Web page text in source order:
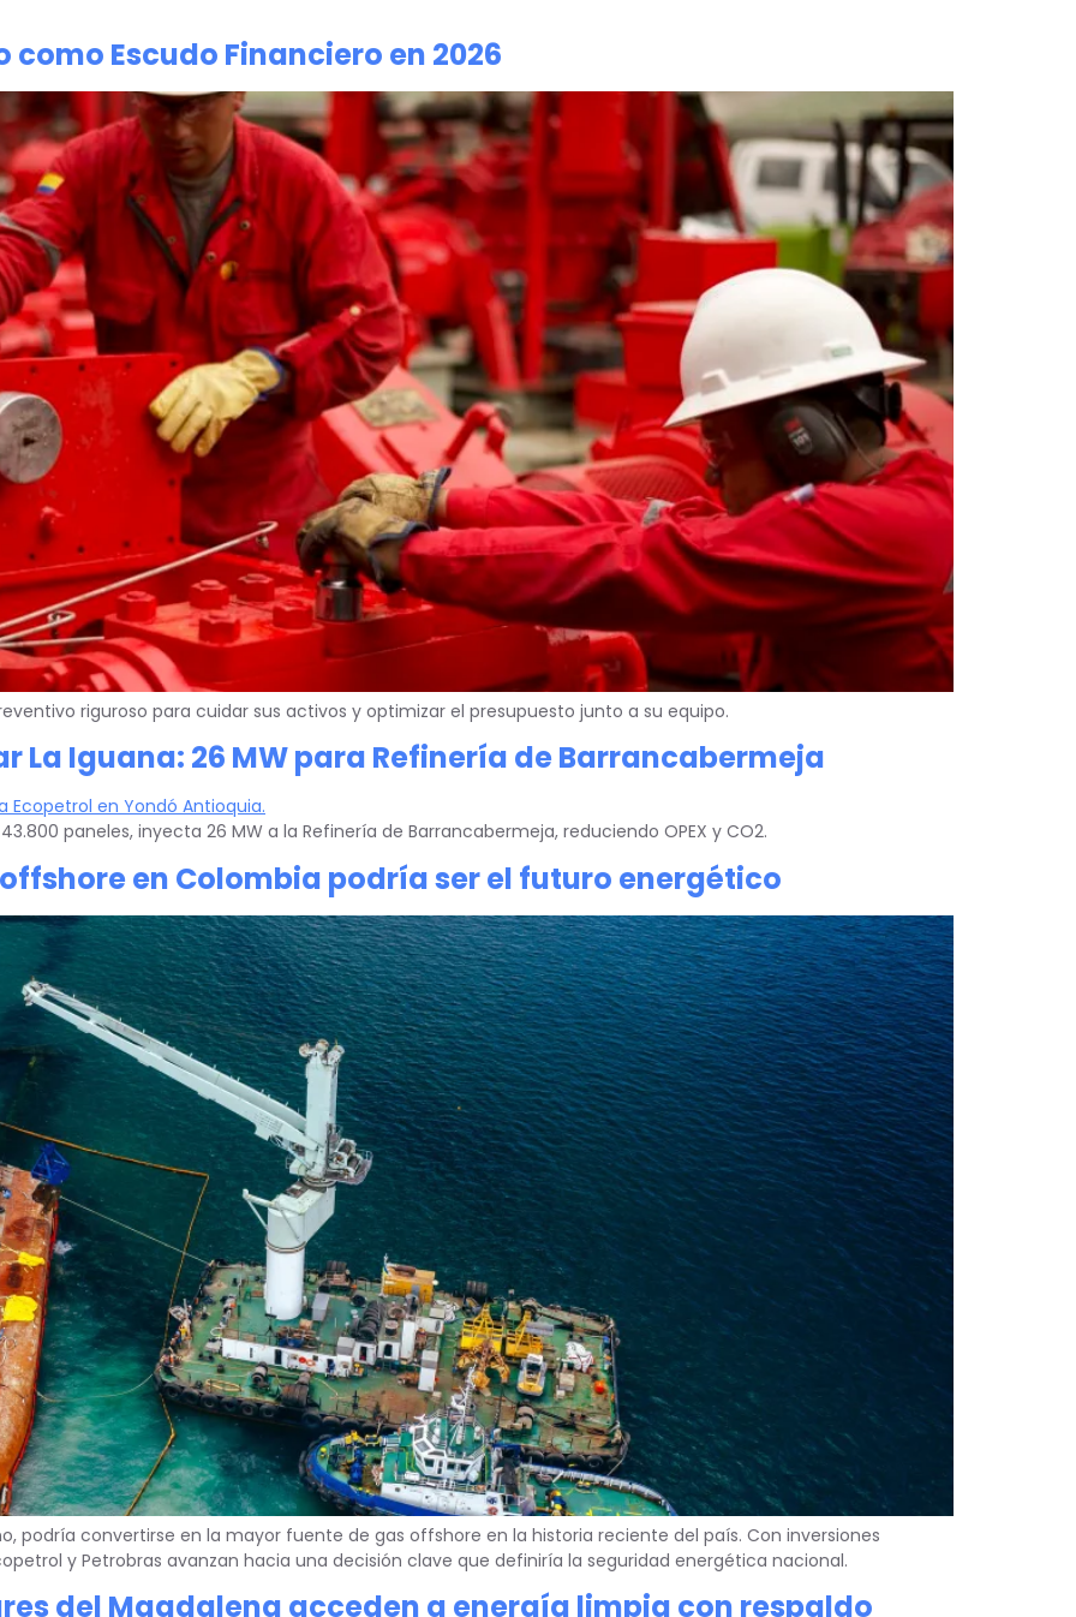
Escudo Financiero en 2026
riguroso para cuidar sus activos y optimizar el presupuesto junto a su equipo.
La Iguana: 26 MW para Refinería de Barrancabermeja
paneles, inyecta 26 MW a la Refinería de Barrancabermeja, reduciendo OPEX y CO2.
en Colombia podría ser el futuro energético
podría convertirse en la mayor fuente de gas offshore en la historia reciente del país. Con inversiones
y Petrobras avanzan hacia una decisión clave que definiría la seguridad energética nacional.
del Magdalena acceden a energía limpia con respaldo